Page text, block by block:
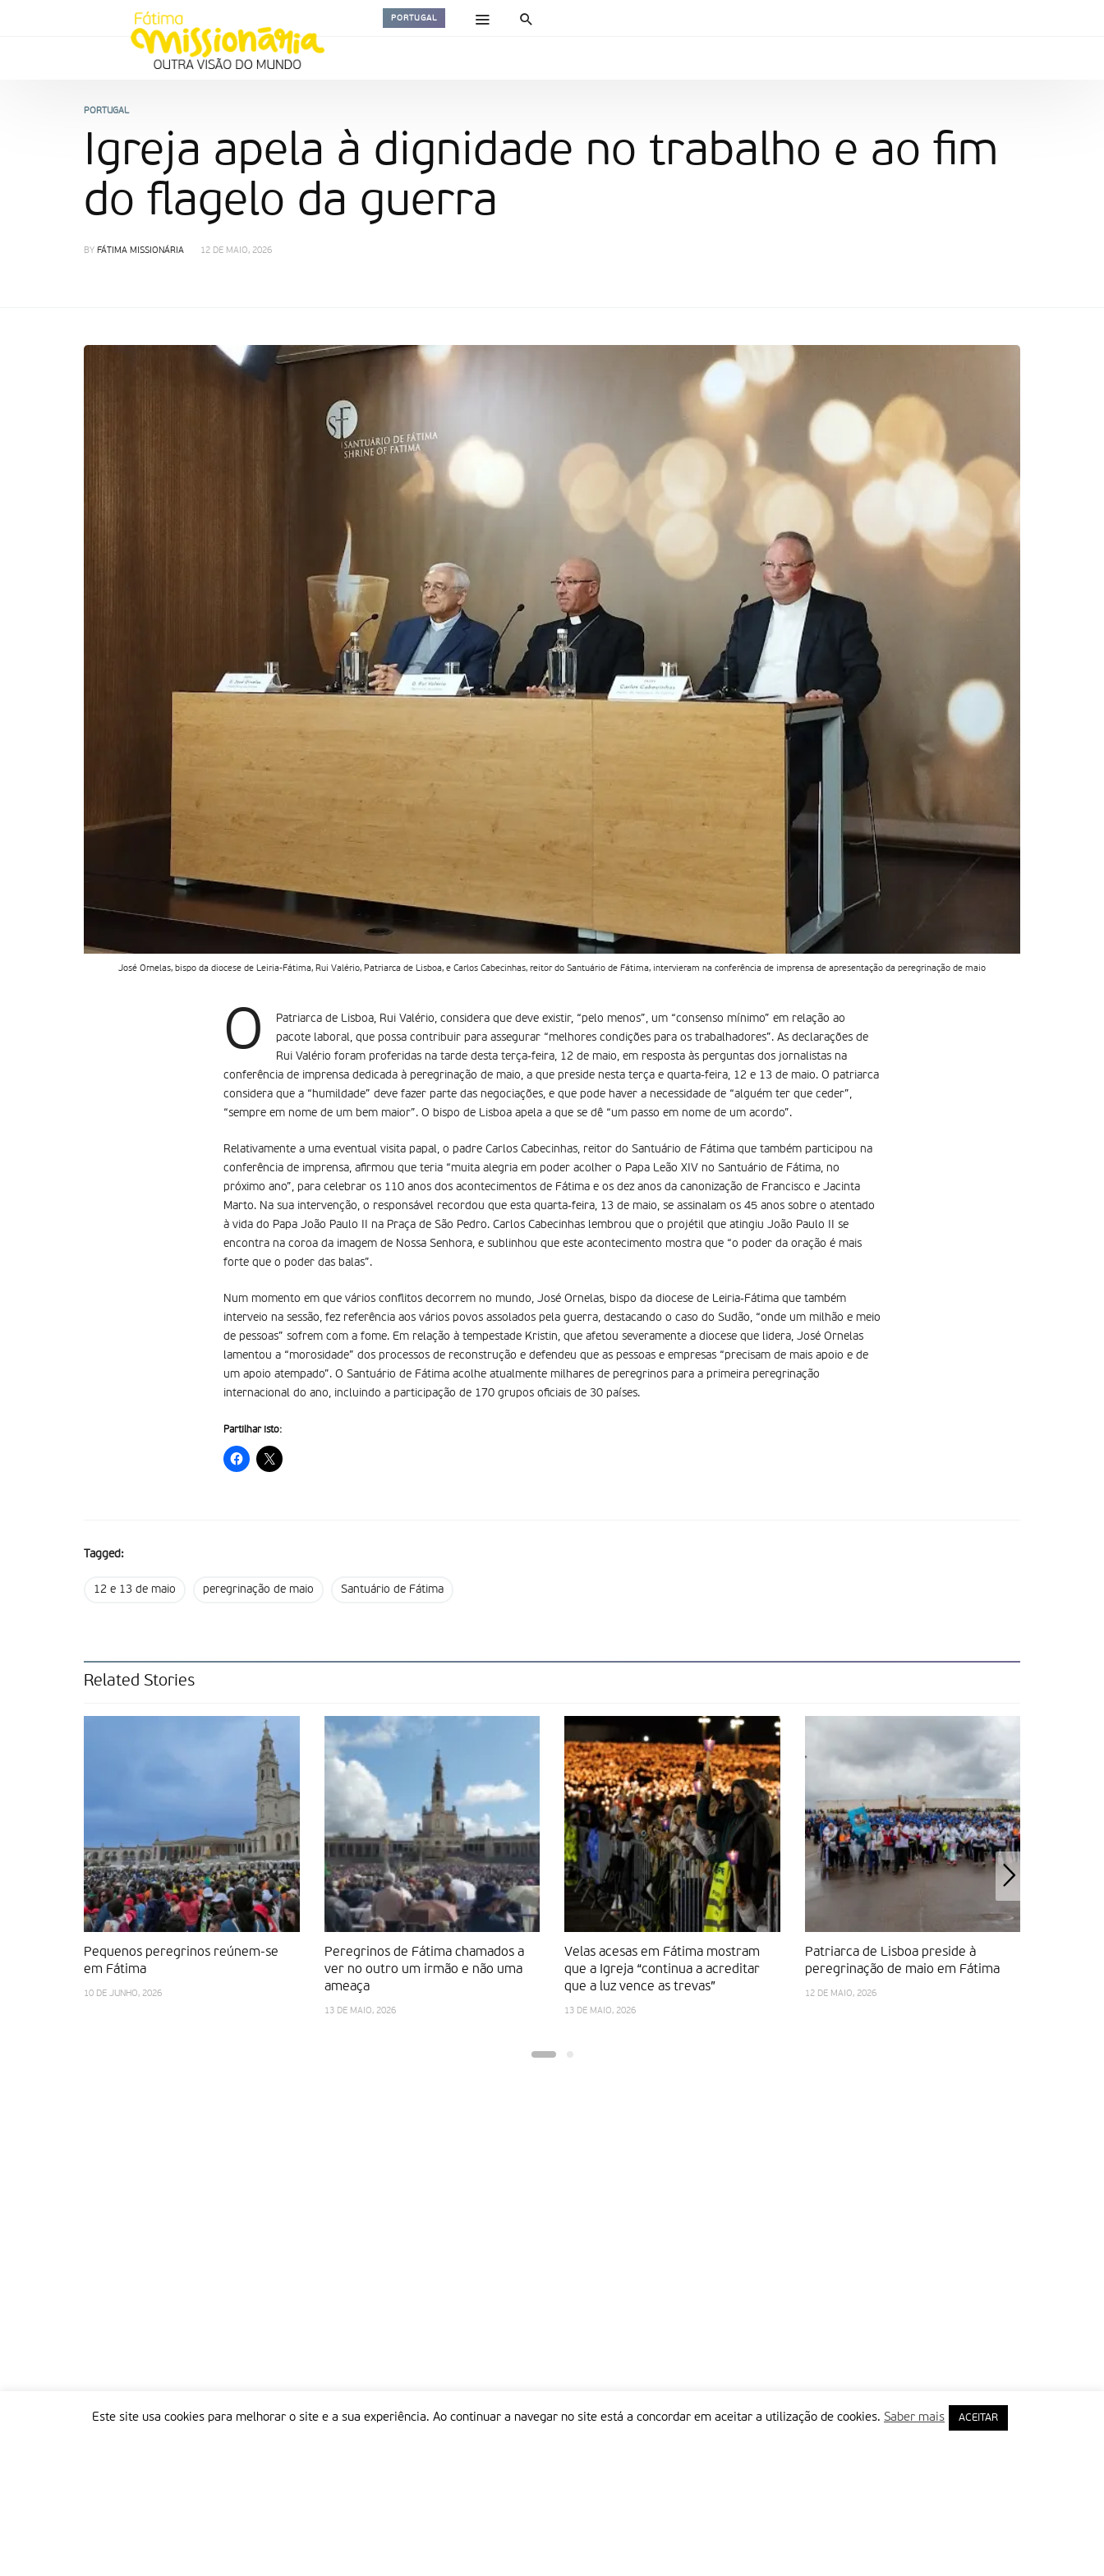
PORTUGAL
PORTUGAL
Igreja apela à dignidade no trabalho e ao fim
do flagelo da guerra
BY FÁTIMA MISSIONÁRIA 12 DE MAIO, 2026
José Ornelas, bispo da diocese de Leiria-Fátima, Rui Valério, Patriarca de Lisboa, e Carlos Cabecinhas, reitor do Santuário de Fátima, intervieram na conferência de imprensa de apresentação da peregrinação de maio
O
Patriarca de Lisboa, Rui Valério, considera que deve existir, “pelo menos”, um “consenso mínimo” em relação ao
pacote laboral, que possa contribuir para assegurar “melhores condições para os trabalhadores”. As declarações de
Rui Valério foram proferidas na tarde desta terça-feira, 12 de maio, em resposta às perguntas dos jornalistas na
conferência de imprensa dedicada à peregrinação de maio, a que preside nesta terça e quarta-feira, 12 e 13 de maio. O patriarca
considera que a “humildade” deve fazer parte das negociações, e que pode haver a necessidade de “alguém ter que ceder”,
“sempre em nome de um bem maior”. O bispo de Lisboa apela a que se dê “um passo em nome de um acordo”.
Relativamente a uma eventual visita papal, o padre Carlos Cabecinhas, reitor do Santuário de Fátima que também participou na
conferência de imprensa, afirmou que teria “muita alegria em poder acolher o Papa Leão XIV no Santuário de Fátima, no
próximo ano”, para celebrar os 110 anos dos acontecimentos de Fátima e os dez anos da canonização de Francisco e Jacinta
Marto. Na sua intervenção, o responsável recordou que esta quarta-feira, 13 de maio, se assinalam os 45 anos sobre o atentado
à vida do Papa João Paulo II na Praça de São Pedro. Carlos Cabecinhas lembrou que o projétil que atingiu João Paulo II se
encontra na coroa da imagem de Nossa Senhora, e sublinhou que este acontecimento mostra que “o poder da oração é mais
forte que o poder das balas”.
Num momento em que vários conflitos decorrem no mundo, José Ornelas, bispo da diocese de Leiria-Fátima que também
interveio na sessão, fez referência aos vários povos assolados pela guerra, destacando o caso do Sudão, “onde um milhão e meio
de pessoas” sofrem com a fome. Em relação à tempestade Kristin, que afetou severamente a diocese que lidera, José Ornelas
lamentou a “morosidade” dos processos de reconstrução e defendeu que as pessoas e empresas “precisam de mais apoio e de
um apoio atempado”. O Santuário de Fátima acolhe atualmente milhares de peregrinos para a primeira peregrinação
internacional do ano, incluindo a participação de 170 grupos oficiais de 30 países.
Partilhar isto:
Tagged:
12 e 13 de maio peregrinação de maio Santuário de Fátima
Related Stories
Pequenos peregrinos reúnem-se
em Fátima
10 DE JUNHO, 2026
Peregrinos de Fátima chamados a
ver no outro um irmão e não uma
ameaça
13 DE MAIO, 2026
Velas acesas em Fátima mostram
que a Igreja “continua a acreditar
que a luz vence as trevas”
13 DE MAIO, 2026
Patriarca de Lisboa preside à
peregrinação de maio em Fátima
12 DE MAIO, 2026
Este site usa cookies para melhorar o site e a sua experiência. Ao continuar a navegar no site está a concordar em aceitar a utilização de cookies. Saber mais ACEITAR